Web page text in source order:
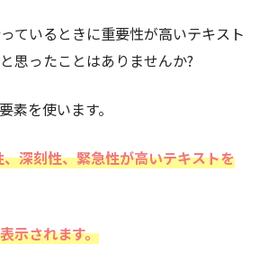
ているときに重要性が高いテキスト
思ったことはありませんか?
素を使います。
深刻性、緊急性が高いテキストを
示されます。